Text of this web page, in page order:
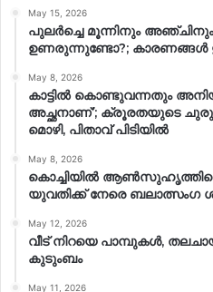
May 15, 2026
പുലർച്ചെ മൂന്നിനും അഞ്ചിനും
ഉണരുന്നുണ്ടോ?; കാരണങ്ങള്‍
May 8, 2026
കാട്ടിൽ കൊണ്ടുവന്നതും
അച്ഛനാണ്’; ക്രൂരതയുടെ
മൊഴി, പിതാവ് പിടിയിൽ
May 8, 2026
കൊച്ചിയിൽ
യുവതിക്ക് നേരെ ബലാത്സംഗ​
May 12, 2026
വീട് നിറയെ പാമ്പുകൾ,
കുടുംബം
May 11, 2026